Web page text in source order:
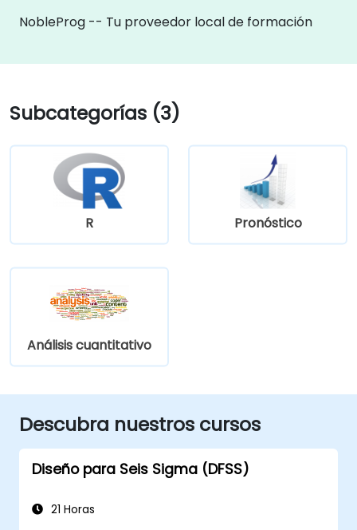
NobleProg -- Tu proveedor local de formación
Subcategorías (3)
R Pronóstico
Análisis cuantitativo
Descubra nuestros cursos
Diseño para Seis Sigma (DFSS)
21 Horas